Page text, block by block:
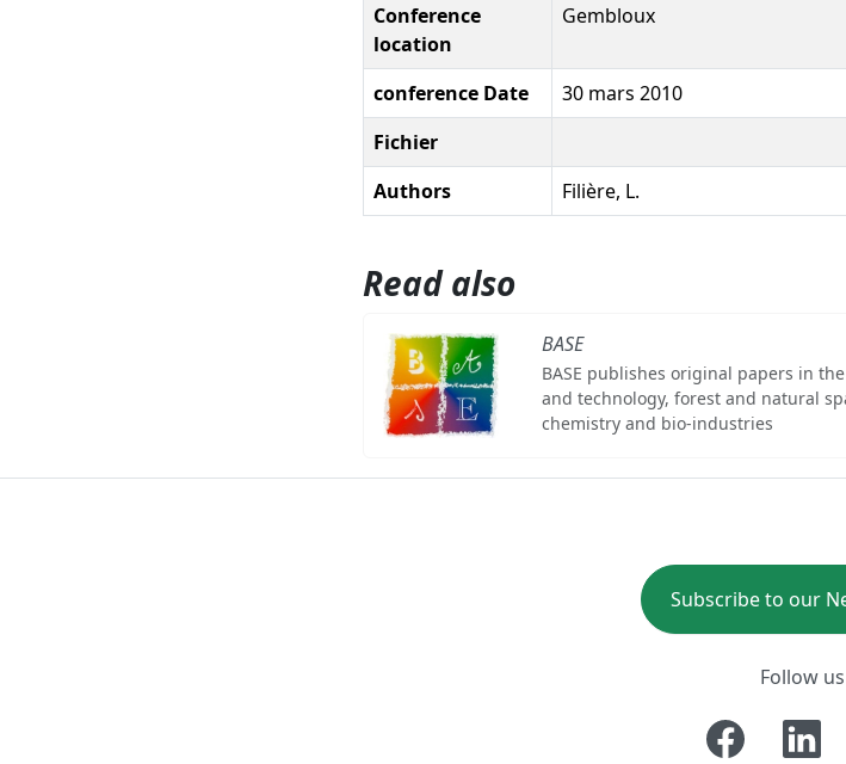
Conference
location
Gembloux
conference Date
30 mars 2010
Fichier
Authors
Filière, L.
Read also
BASE
BASE publishes original papers in
and technology, forest and natural
chemistry and bio-industries
Subscribe to our
Follow us